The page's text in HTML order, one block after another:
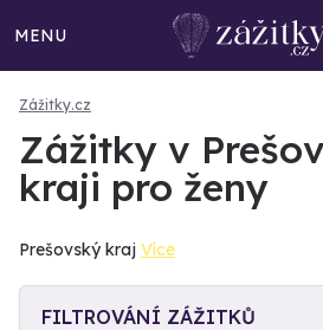
MENU
Zážitky.cz
Zážitky v
kraji pro ženy
Prešovský kraj Více
FILTROVÁNÍ ZÁŽITKŮ